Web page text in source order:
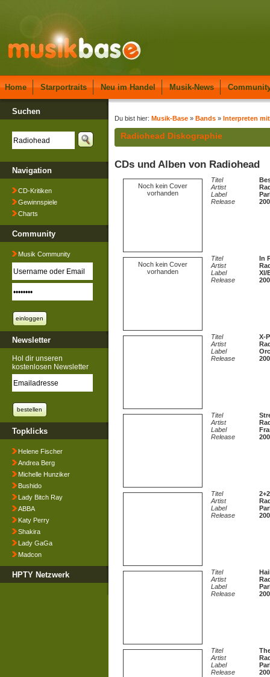
Home Starportraits Neu im Handel Musik-News
Suchen
Navigation
CD-Kritiken
Gewinnspiele
Charts
Community
Musik Community
Newsletter
Hol dir unseren
kostenlosen Newsletter
Topklicks
Helene Fischer
Andrea Berg
Michelle Hunziker
Bushido
Lady Bitch Ray
ABBA
Katy Perry
Shakira
Lady GaGa
Madcon
HPTY Netzwerk
Du bist hier: Musik-Base » Bands » Interpreten
Radiohead Diskographie
CDs und Alben von Radiohead
Noch kein Cover
vorhanden
Titel
Artist
Label
Release
Noch kein Cover
vorhanden
Titel
In
Artist
Label
Xl/
Release
Titel
X-
Artist
Label
Release
Titel
Artist
Label
Release
Titel
Artist
Label
Release
Titel
Artist
Label
Release
Titel
Artist
Label
Release